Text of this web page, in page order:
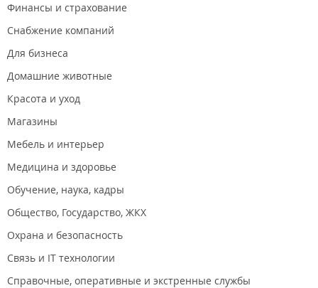
Финансы и страхование
Снабжение компаний
Для бизнеса
Домашние животные
Красота и уход
Магазины
Мебель и интерьер
Медицина и здоровье
Обучение, наука, кадры
Общество, Государство, ЖКХ
Охрана и безопасность
Связь и IT технологии
Справочные, оперативные и экстренные службы